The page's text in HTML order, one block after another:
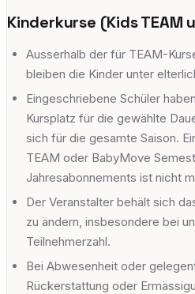
Kinderkurse (Kids TEAM
Ausserhalb der für TEAM-
bleiben die Kinder unter
Eingeschriebene Schüler
Kursplatz für die gewählte
sich für die gesamte Saison.
TEAM oder BabyMove
Jahresabonnements ist nicht
Der Veranstalter behält sich
zu ändern, insbesondere bei
Teilnehmerzahl.
Bei Abwesenheit oder
Rückerstattung oder